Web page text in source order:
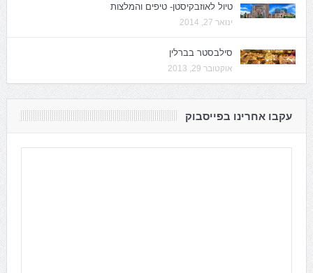
טיול לאוזבקיסטן- טיפים והמלצות
ינואר 27, 2014
סילבסטר בברלין
אוקטובר 29, 2013
עקבו אחרינו בפייסבוק